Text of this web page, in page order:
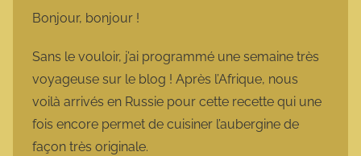
o
t
t
Bonjour, bonjour !
Sans le vouloir, j’ai programmé une semaine très
voyageuse sur le blog ! Après l’Afrique, nous
voilà arrivés en Russie pour cette recette qui une
fois encore permet de cuisiner l’aubergine de
façon très originale.